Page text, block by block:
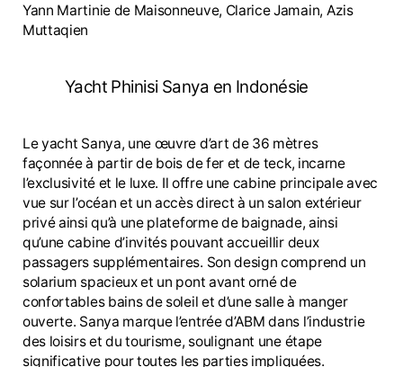
Yann Martinie de Maisonneuve, Clarice Jamain, Azis
Muttaqien
Yacht Phinisi Sanya en Indonésie
Le yacht Sanya, une œuvre d’art de 36 mètres
façonnée à partir de bois de fer et de teck, incarne
l’exclusivité et le luxe. Il offre une cabine principale avec
vue sur l’océan et un accès direct à un salon extérieur
privé ainsi qu’à une plateforme de baignade, ainsi
qu’une cabine d’invités pouvant accueillir deux
passagers supplémentaires. Son design comprend un
solarium spacieux et un pont avant orné de
confortables bains de soleil et d’une salle à manger
ouverte. Sanya marque l’entrée d’ABM dans l’industrie
des loisirs et du tourisme, soulignant une étape
significative pour toutes les parties impliquées.